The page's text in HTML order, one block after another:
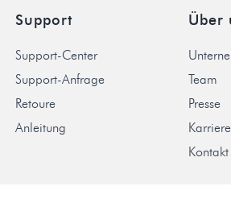
Support
Support-Center
Support-Anfrage
Retoure
Anleitung
Über
Team
Presse
Karriere
Kontakt